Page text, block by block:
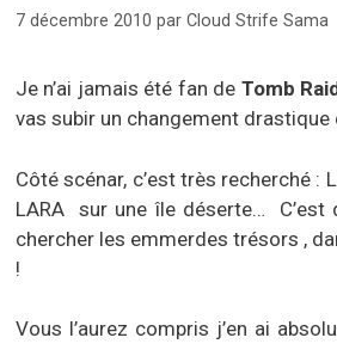
7 décembre 2010 par Cloud Strife Sama
Je n’ai jamais été fan de Tomb
vas subir un changement
Côté scénar, c’est très recherché :
LARA sur une île déserte… C’est
chercher les emmerdes trésors ,
!
Vous l’aurez compris j’en ai